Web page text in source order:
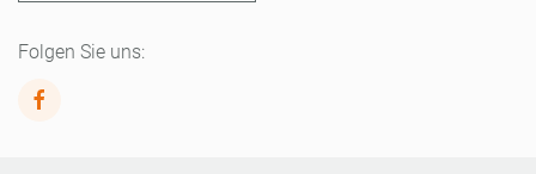
Folgen Sie uns: